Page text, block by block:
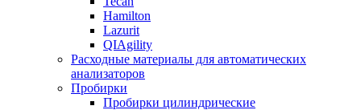
Hamilton
Lazurit
QIAgility
Расходные материалы для автоматических
анализаторов
Пробирки
Пробирки цилиндрические